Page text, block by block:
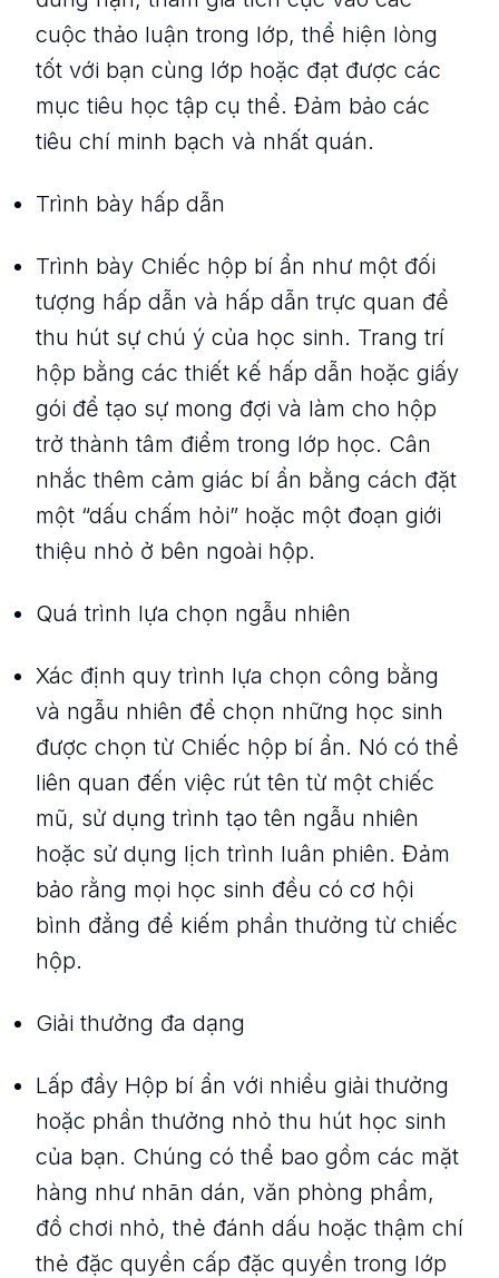
cuộc thảo luận trong lớp, thể hiện lòng
tốt với bạn cùng lớp hoặc đạt được các
mục tiêu học tập cụ thể. Đảm bảo các
tiêu chí minh bạch và nhất quán.
Trình bày hấp dẫn
Trình bày Chiếc hộp bí ẩn như một đối
tượng hấp dẫn và hấp dẫn trực quan để
thu hút sự chú ý của học sinh. Trang trí
hộp bằng các thiết kế hấp dẫn hoặc giấy
gói để tạo sự mong đợi và làm cho hộp
trở thành tâm điểm trong lớp học. Cân
nhắc thêm cảm giác bí ẩn bằng cách đặt
một “dấu chấm hỏi” hoặc một đoạn giới
thiệu nhỏ ở bên ngoài hộp.
Quá trình lựa chọn ngẫu nhiên
Xác định quy trình lựa chọn công bằng
và ngẫu nhiên để chọn những học sinh
được chọn từ Chiếc hộp bí ẩn. Nó có thể
liên quan đến việc rút tên từ một chiếc
mũ, sử dụng trình tạo tên ngẫu nhiên
hoặc sử dụng lịch trình luân phiên. Đảm
bảo rằng mọi học sinh đều có cơ hội
bình đẳng để kiếm phần thưởng từ chiếc
hộp.
Giải thưởng đa dạng
Lấp đầy Hộp bí ẩn với nhiều giải thưởng
hoặc phần thưởng nhỏ thu hút học sinh
của bạn. Chúng có thể bao gồm các mặt
hàng như nhãn dán, văn phòng phẩm,
đồ chơi nhỏ, thẻ đánh dấu hoặc thậm chí
thẻ đặc quyền cấp đặc quyền trong lớp